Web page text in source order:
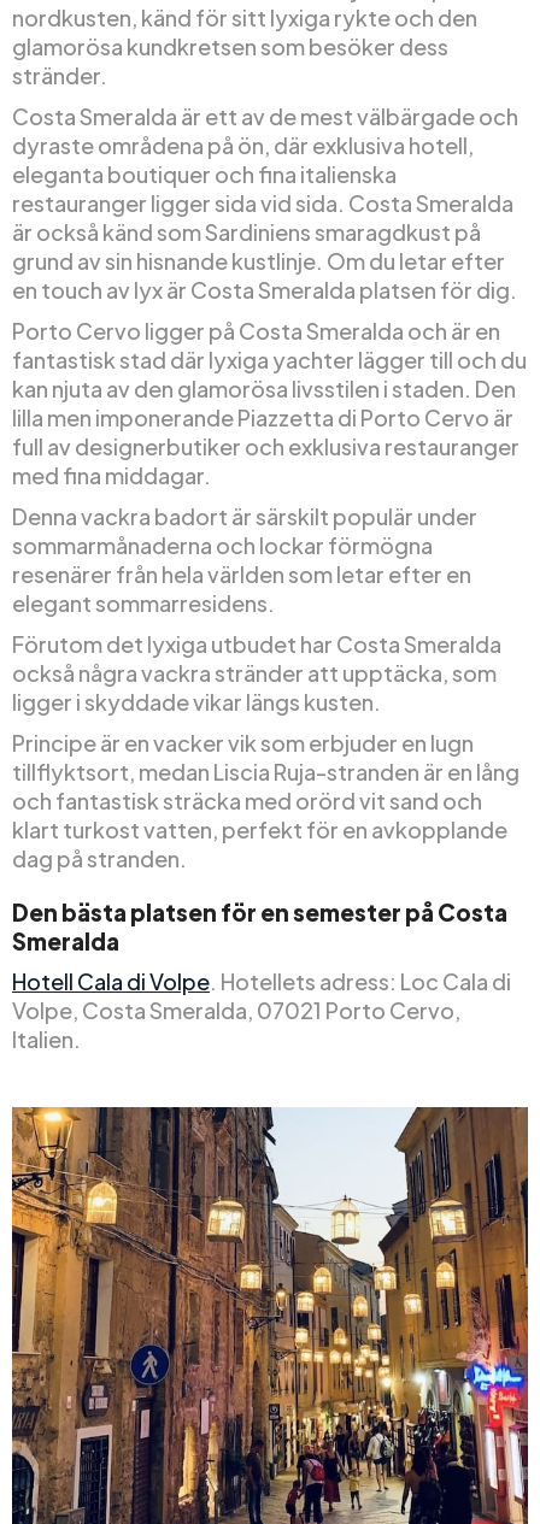
nordkusten, känd för sitt lyxiga rykte och den
glamorösa kundkretsen som besöker dess
stränder.
Costa Smeralda är ett av de mest välbärgade och
dyraste områdena på ön, där exklusiva hotell,
eleganta boutiquer och fina italienska
restauranger ligger sida vid sida. Costa Smeralda
är också känd som Sardiniens smaragdkust på
grund av sin hisnande kustlinje. Om du letar efter
en touch av lyx är Costa Smeralda platsen för dig.
Porto Cervo ligger på Costa Smeralda och är en
fantastisk stad där lyxiga yachter lägger till och du
kan njuta av den glamorösa livsstilen i staden. Den
lilla men imponerande Piazzetta di Porto Cervo är
full av designerbutiker och exklusiva restauranger
med fina middagar.
Denna vackra badort är särskilt populär under
sommarmånaderna och lockar förmögna
resenärer från hela världen som letar efter en
elegant sommarresidens.
Förutom det lyxiga utbudet har Costa Smeralda
också några vackra stränder att upptäcka, som
ligger i skyddade vikar längs kusten.
Principe är en vacker vik som erbjuder en lugn
tillflyktsort, medan Liscia Ruja-stranden är en lång
och fantastisk sträcka med orörd vit sand och
klart turkost vatten, perfekt för en avkopplande
dag på stranden.
Den bästa platsen för en semester på Costa
Smeralda
Hotell Cala di Volpe. Hotellets adress: Loc Cala di
Volpe, Costa Smeralda, 07021 Porto Cervo,
Italien.